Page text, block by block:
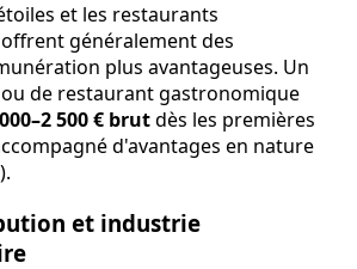
et les restaurants
généralement des
plus avantageuses. Un
de restaurant gastronomique
500 € brutdès les premières
d'avantages en nature
et industrie